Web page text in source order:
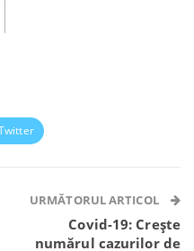
Viber
URMĂTORUL ARTICOL
Covid-19: Crește
numărul cazurilor de